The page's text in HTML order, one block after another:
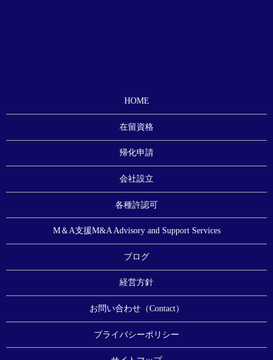
HOME
在留資格
帰化申請
会社設立
各種許認可
M＆A支援M&A Advisory and Support Services
ブログ
経営方針
お問い合わせ（Contact）
プライバシーポリシー